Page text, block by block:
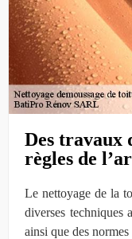
Des travaux
règles de
Le nettoyage de la
diverses techniques
ainsi que des